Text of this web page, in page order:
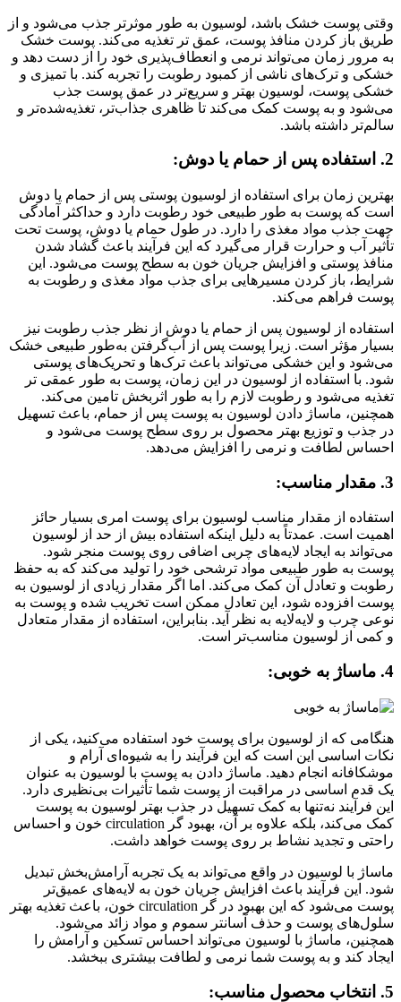
وقتی پوست خشک باشد، لوسیون به طور موثر‌تر جذب می‌شود و از
طریق باز کردن منافذ پوست، عمق تر تغذیه می‌کند. پوست خشک
به مرور زمان می‌تواند نرمی و انعطاف‌پذیری خود را از دست دهد و
خشکی و ترک‌های ناشی از کمبود رطوبت را تجربه کند. با تمیزی و
خشکی پوست، لوسیون بهتر و سریع‌تر در عمق پوست جذب
می‌شود و به پوست کمک می‌کند تا ظاهری جذاب‌تر، تغذیه‌شده‌تر و
سالم‌تر داشته باشد.
2. استفاده پس از حمام یا دوش:
بهترین زمان برای استفاده از لوسیون پوستی پس از حمام یا دوش
است که پوست به طور طبیعی خود رطوبت دارد و حداکثر آمادگی
جهت جذب مواد مغذی را دارد. در طول حمام یا دوش، پوست تحت
تأثیر آب و حرارت قرار می‌گیرد که این فرآیند باعث گشاد شدن
منافذ پوستی و افزایش جریان خون به سطح پوست می‌شود. این
شرایط، باز کردن مسیرهایی برای جذب مواد مغذی و رطوبت به
پوست فراهم می‌کند.
استفاده از لوسیون پس از حمام یا دوش از نظر جذب رطوبت نیز
بسیار مؤثر است. زیرا پوست پس از آب‌گرفتن به‌طور طبیعی خشک
می‌شود و این خشکی می‌تواند باعث ترک‌ها و تحریک‌های پوستی
شود. با استفاده از لوسیون در این زمان، پوست به طور عمقی تر
تغذیه می‌شود و رطوبت لازم را به طور اثربخش تامین می‌کند.
همچنین، ماساژ دادن لوسیون به پوست پس از حمام، باعث تسهیل
در جذب و توزیع بهتر محصول بر روی سطح پوست می‌شود و
احساس لطافت و نرمی را افزایش می‌دهد.
3. مقدار مناسب:
استفاده از مقدار مناسب لوسیون برای پوست امری بسیار حائز
اهمیت است. عمدتاً به دلیل اینکه استفاده بیش از حد از لوسیون
می‌تواند به ایجاد لایه‌های چربی اضافی روی پوست منجر شود.
پوست به طور طبیعی مواد ترشحی خود را تولید می‌کند که به حفظ
رطوبت و تعادل آن کمک می‌کند. اما اگر مقدار زیادی از لوسیون به
پوست افزوده شود، این تعادل ممکن است تخریب شده و پوست به
نوعی چرب و لایه‌لایه به نظر آید. بنابراین، استفاده از مقدار متعادل
و کمی از لوسیون مناسب‌تر است.
4. ماساژ به خوبی:
هنگامی که از لوسیون برای پوست خود استفاده می‌کنید، یکی از
نکات اساسی این است که این فرآیند را به شیوه‌ای آرام و
موشکافانه انجام دهید. ماساژ دادن به پوست با لوسیون به عنوان
یک قدم اساسی در مراقبت از پوست شما تأثیرات بی‌نظیری دارد.
این فرآیند نه‌تنها به کمک تسهیل در جذب بهتر لوسیون به پوست
کمک می‌کند، بلکه علاوه بر آن، بهبود گر circulation خون و احساس
راحتی و تجدید نشاط بر روی پوست خواهد داشت.
ماساژ با لوسیون در واقع می‌تواند به یک تجربه آرامش‌بخش تبدیل
شود. این فرآیند باعث افزایش جریان خون به لایه‌های عمیق‌تر
پوست می‌شود که این بهبود در گر circulation خون، باعث تغذیه بهتر
سلول‌های پوست و حذف آسانتر سموم و مواد زائد می‌شود.
همچنین، ماساژ با لوسیون می‌تواند احساس تسکین و آرامش را
ایجاد کند و به پوست شما نرمی و لطافت بیشتری ببخشد.
5. انتخاب محصول مناسب: